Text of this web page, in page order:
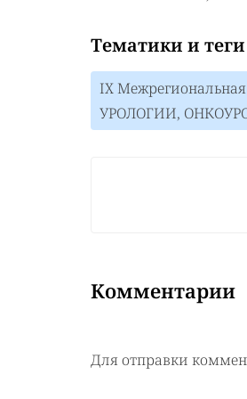
Тематики и теги
IX
УРОЛОГИИ,
Комментарии
Для отправки